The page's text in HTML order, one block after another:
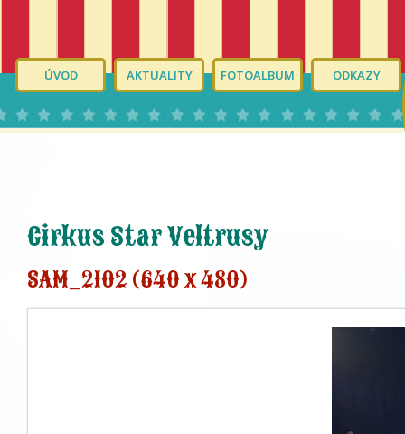
ÚVOD AKTUALITY FOTOALBUM ODKAZY
Cirkus Star Veltrusy
SAM_2102 (640 x 480)